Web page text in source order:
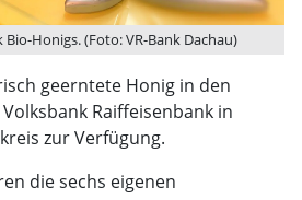
Bio-Honigs. (Foto: VR-Bank Dachau)
geerntete Honig in den
Raiffeisenbank in
zur Verfügung.
die sechs eigenen